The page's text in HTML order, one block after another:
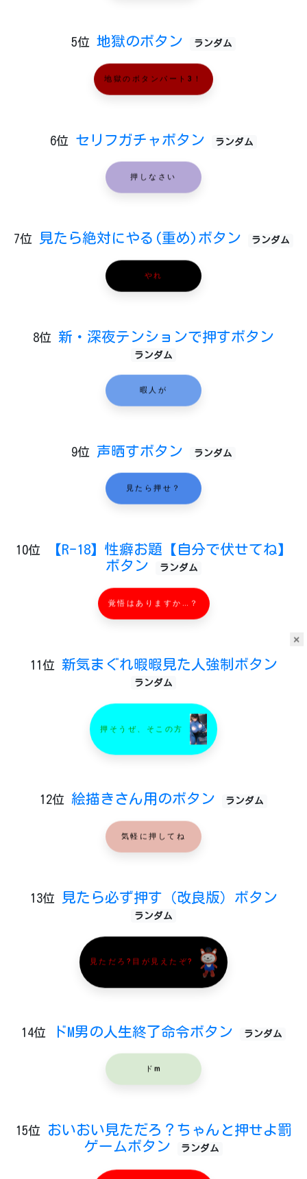
×
5位 地獄のボタン ランダム
地獄のボタンパート3！
6位 セリフガチャボタン ランダム
押しなさい
7位 見たら絶対にやる(重め)ボタン ランダム
やれ
8位 新・深夜テンションで押すボタン
ランダム
暇人が
9位 声晒すボタン ランダム
見たら押せ？
10位
【R-18】性癖お題【自分で伏せてね】
ボタン
ランダム
覚悟はありますか…？
11位 新気まぐれ暇暇見た人強制ボタン
ランダム
押そうぜ、そこの方
12位 絵描きさん用のボタン ランダム
気軽に押してね
13位 見たら必ず押す（改良版）ボタン
ランダム
見ただろ?目が見えたぞ?
14位 ドM男の人生終了命令ボタン ランダム
ドm
15位
おいおい見ただろ？ちゃんと押せよ罰
ゲームボタン
ランダム